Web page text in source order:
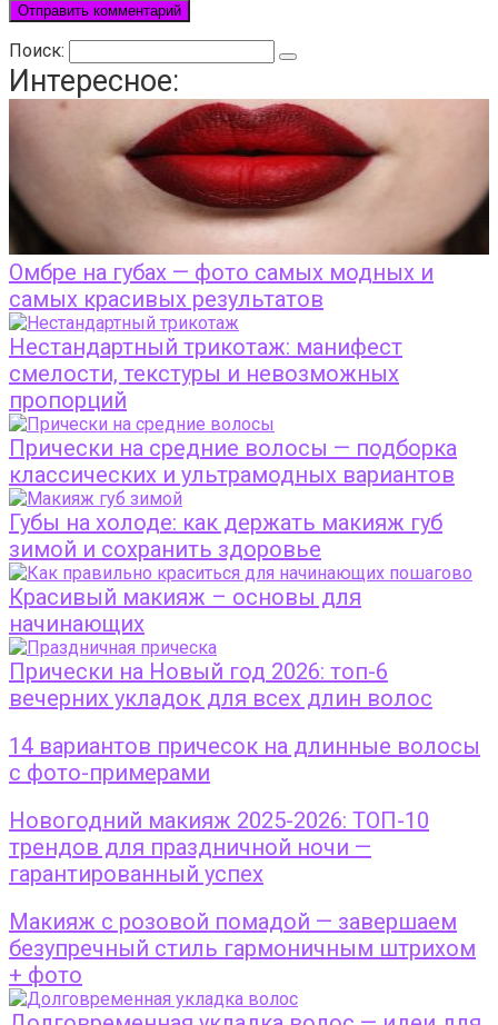
Поиск:
Интересное:
Омбре на губах — фото самых модных и
самых красивых результатов
Нестандартный трикотаж: манифест
смелости, текстуры и невозможных
пропорций
Прически на средние волосы — подборка
классических и ультрамодных вариантов
Губы на холоде: как держать макияж губ
зимой и сохранить здоровье
Красивый макияж – основы для
начинающих
Прически на Новый год 2026: топ-6
вечерних укладок для всех длин волос
14 вариантов причесок на длинные волосы
с фото-примерами
Новогодний макияж 2025-2026: ТОП-10
трендов для праздничной ночи —
гарантированный успех
Макияж с розовой помадой — завершаем
безупречный стиль гармоничным штрихом
+ фото